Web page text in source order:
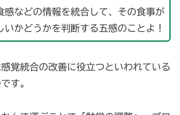
感などの情報を統合して、その食事が
いかどうかを判断する五感のことよ！
覚統合の改善に役立つといわれている
す。